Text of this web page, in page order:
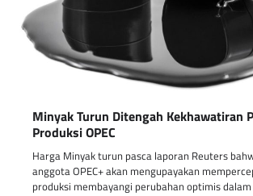
Minyak Turun Ditengah Kekhawatiran
Produksi OPEC
Harga Minyak turun pasca laporan Reuters
anggota OPEC+ akan mengupayakan
produksi membayangi perubahan optimis